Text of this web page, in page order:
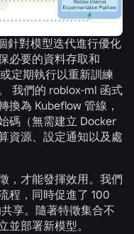
針對模型迭代進行優化
必要的資料存取和
定期執行以重新訓練
我們的 roblox-ml 函式
換為 Kubeflow 管線，
碼（無需建立 Docker
資源、設定通知以及處
，才能發揮效用。我們
程，同時促進了 100
享。隨著特徵集合不
並部署新模型。